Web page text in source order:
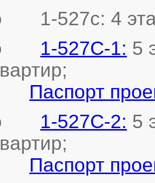
1-527с: 4
1-527С-1: 5
Паспорт
1-527С-2: 5
Паспорт